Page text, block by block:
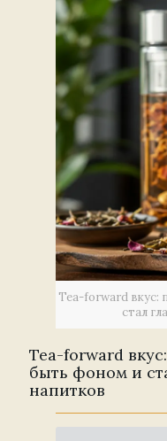
Tea-forward вкус:
стал
Tea-forward
быть фоном и
напитков